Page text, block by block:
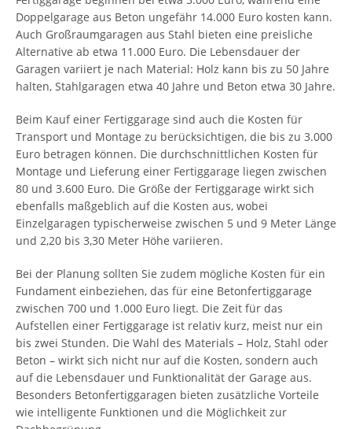
Doppelgarage aus Beton ungefähr 14.000 Euro kosten kann.
Auch Großraumgaragen aus Stahl bieten eine preisliche
Alternative ab etwa 11.000 Euro. Die Lebensdauer der
Garagen variiert je nach Material: Holz kann bis zu 50 Jahre
halten, Stahlgaragen etwa 40 Jahre und Beton etwa 30 Jahre.
Beim Kauf einer Fertiggarage sind auch die Kosten für
Transport und Montage zu berücksichtigen, die bis zu 3.000
Euro betragen können. Die durchschnittlichen Kosten für
Montage und Lieferung einer Fertiggarage liegen zwischen
80 und 3.600 Euro. Die Größe der Fertiggarage wirkt sich
ebenfalls maßgeblich auf die Kosten aus, wobei
Einzelgaragen typischerweise zwischen 5 und 9 Meter Länge
und 2,20 bis 3,30 Meter Höhe variieren.
Bei der Planung sollten Sie zudem mögliche Kosten für ein
Fundament einbeziehen, das für eine Betonfertiggarage
zwischen 700 und 1.000 Euro liegt. Die Zeit für das
Aufstellen einer Fertiggarage ist relativ kurz, meist nur ein
bis zwei Stunden. Die Wahl des Materials – Holz, Stahl oder
Beton – wirkt sich nicht nur auf die Kosten, sondern auch
auf die Lebensdauer und Funktionalität der Garage aus.
Besonders Betonfertiggaragen bieten zusätzliche Vorteile
wie intelligente Funktionen und die Möglichkeit zur